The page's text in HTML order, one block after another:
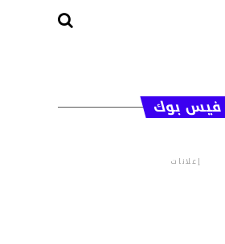
فيس بوك
إعلانات